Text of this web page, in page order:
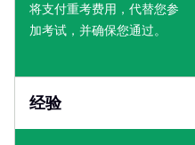
将支付重考费用，代替您参
加考试，并确保您通过。
经验